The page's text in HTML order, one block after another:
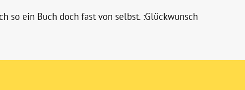
so ein Buch doch fast von selbst. :Glückwunsch